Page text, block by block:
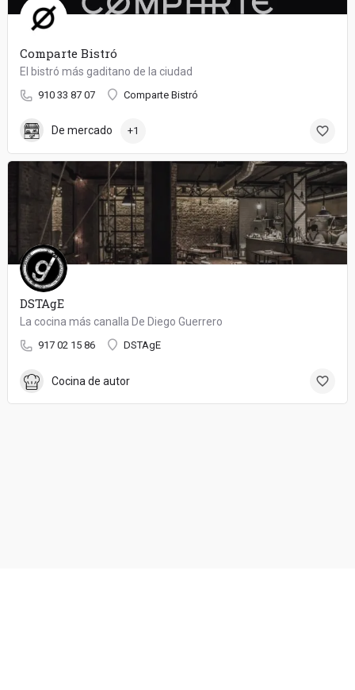
Comparte Bistró
El bistró más gaditano de la ciudad
910 33 87 07 Comparte Bistró
De mercado +1
DSTAgE
La cocina más canalla De Diego Guerrero
917 02 15 86 DSTAgE
Cocina de autor